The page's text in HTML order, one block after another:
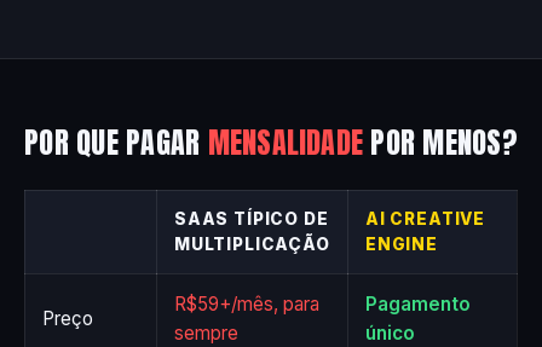
POR QUE PAGAR MENSALIDADEPOR MENOS?
SAAS TÍPICO DE
MULTIPLICAÇÃO
AI CREATIVE
ENGINE
Preço
R$59+/mês, para
sempre
Pagamento
único